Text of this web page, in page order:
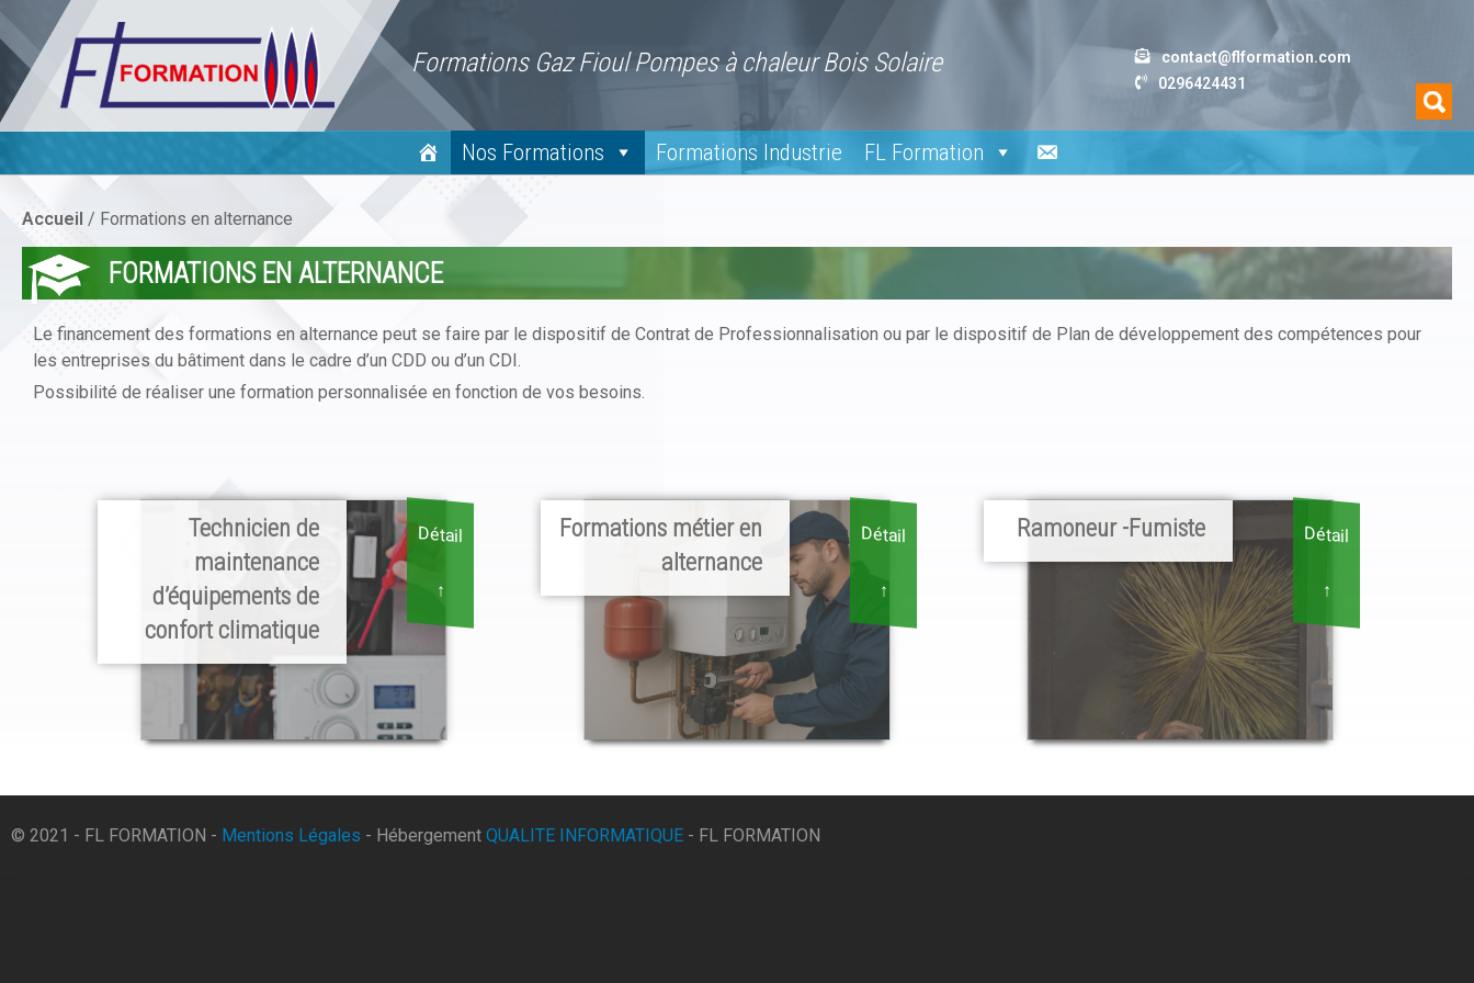
to
content
Formations Gaz Fioul Pompes à chaleur Bois Solaire
contact@flformation.com
0296424431
Nos Formations Formations Industrie FL Formation
Accueil / Formations en alternance
FORMATIONS EN ALTERNANCE
Le financement des formations en alternance peut se faire par le dispositif de Contrat de Professionnalisation ou par le dispositif de Plan de développement des compétences pour
les entreprises du bâtiment dans le cadre d’un CDD ou d’un CDI.
Possibilité de réaliser une formation personnalisée en fonction de vos besoins.
Technicien de
maintenance
d’équipements de
confort climatique
Détail
↑
Formations métier en
alternance
Détail
↑
Ramoneur -Fumiste Détail
↑
© 2021 - FL FORMATION - Mentions Légales - Hébergement QUALITE INFORMATIQUE - FL FORMATION